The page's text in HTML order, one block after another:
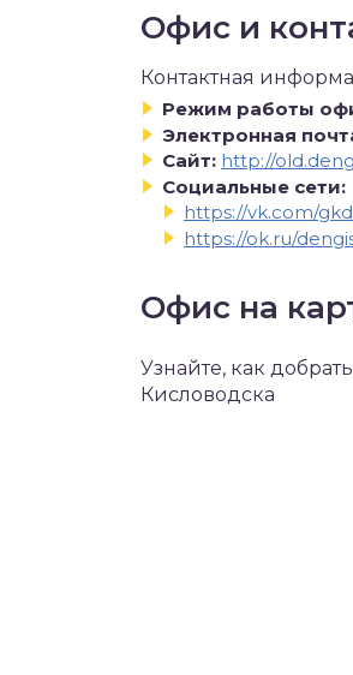
Офис и
Контактная
Режим работы
Электронная
Сайт: http://
Социальные сети:
https://vk.com/
https://ok.ru/
Офис на
Узнайте, как
Кисловодска